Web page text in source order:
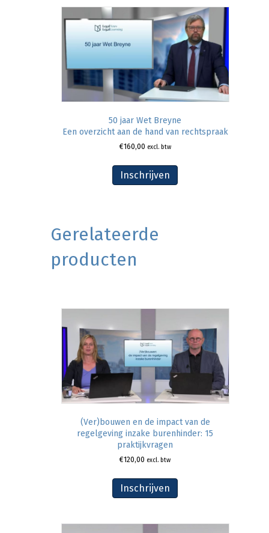
50 jaar Wet Breyne
Een overzicht aan de hand van rechtspraak
€160,00 excl. btw
Inschrijven
Gerelateerde
producten
(Ver)bouwen en de impact van de
regelgeving inzake burenhinder: 15
praktijkvragen
€120,00 excl. btw
Inschrijven